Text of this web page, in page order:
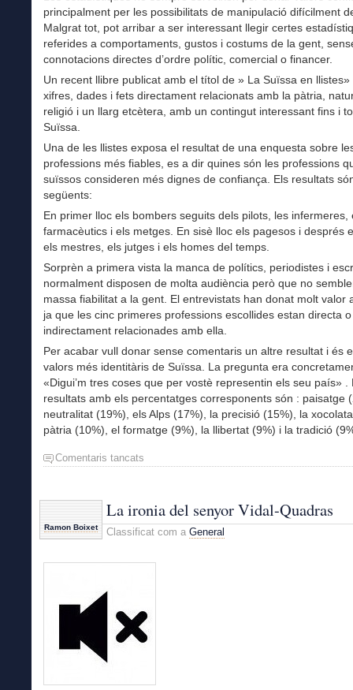
principalment per les possibilitats de manipulació difícilment
Malgrat tot, pot arribar a ser interessant llegir certes
referides a comportaments, gustos i costums de la gent,
connotacions directes d’ordre polític, comercial o financer.
Un recent llibre publicat amb el títol de » La Suïssa en
xifres, dades i fets directament relacionats amb la pàtria,
religió i un llarg etcètera, amb un contingut interessant fins i
Suïssa.
Una de les llistes exposa el resultat de una enquesta sobre
professions més fiables, es a dir quines són les professions
suïssos consideren més dignes de confiança. Els resultats
següents:
En primer lloc els bombers seguits dels pilots, les infermeres,
farmacèutics i els metges. En sisè lloc els pagesos i després
els mestres, els jutges i els homes del temps.
Sorprèn a primera vista la manca de polítics, periodistes i
normalment disposen de molta audiència però que no
massa fiabilitat a la gent. El entrevistats han donat molt valor
ja que les cinc primeres professions escollides estan directa o
indirectament relacionades amb ella.
Per acabar vull donar sense comentaris un altre resultat i és
valors més identitàris de Suïssa. La pregunta era
«Digui’m tres coses que per vostè representin els seu país» .
resultats amb els percentatges corresponents són : paisatge
neutralitat (19%), els Alps (17%), la precisió (15%), la
pàtria (10%), el formatge (9%), la llibertat (9%) i la tradició
Comentaris tancats
Ramon Boixet
La ironia del senyor Vidal-Quadras
Classificat com a General